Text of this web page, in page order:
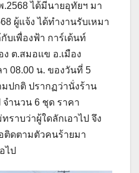
ได้มีนายอุทัยฯ มา
ผู้แจ้ง ได้ทำงานรับเหมา
บเพื่องฟ้า การ์เด้นท์
ต.สมอแข อ.เมือง
08.00 น. ของวันที่ 5
มปกติ ปรากฏว่านั่งร้าน
จำนวน 6 ชุด ราคา
ราบว่าผู้ใดลักเอาไป จึง
ติดตามตัวคนร้ายมา
ไป